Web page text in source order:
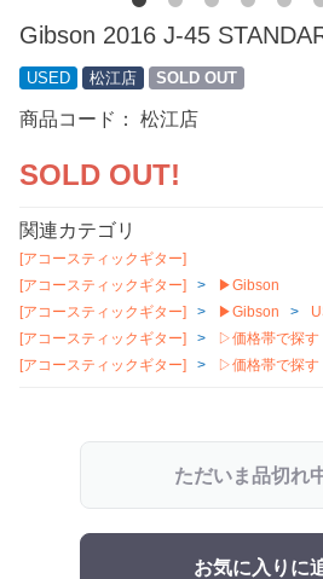
Gibson 2016 J-45
USED 松江店 SOLD OUT
商品コード： 松江店
SOLD OUT!
関連カテゴリ
[アコースティックギター]
[アコースティックギター]
▶Gibson
[アコースティックギター]
▶Gibson
[アコースティックギター]
▷価格帯で探す
[アコースティックギター]
▷価格帯で探す
ただいま品切れ
お気に入りに